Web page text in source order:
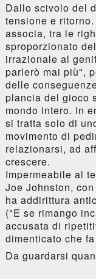
Dallo scivolo del
tensione e
associa, tra le
sproporzionato
irrazionale al
parlerò mai più",
delle
plancia del gioco
mondo intero. In
si tratta solo di
movimento di
relazionarsi, ad
crescere.
Impermeabile al
Joe Johnston,
ha addirittura
("E se rimango
accusata di
dimenticato che
Da guardarsi